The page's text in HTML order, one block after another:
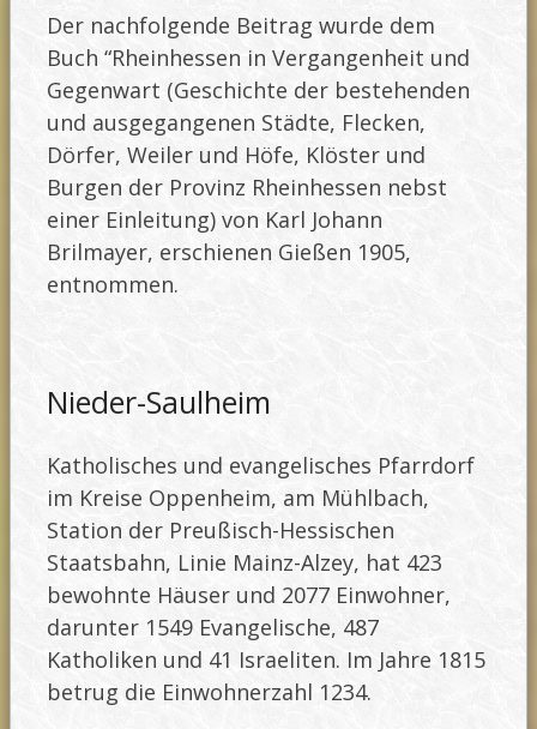
Der nachfolgende Beitrag wurde dem
Buch “Rheinhessen in Vergangenheit und
Gegenwart (Geschichte der bestehenden
und ausgegangenen Städte, Flecken,
Dörfer, Weiler und Höfe, Klöster und
Burgen der Provinz Rheinhessen nebst
einer Einleitung) von Karl Johann
Brilmayer, erschienen Gießen 1905,
entnommen.
Nieder-Saulheim
Katholisches und evangelisches Pfarrdorf
im Kreise Oppenheim, am Mühlbach,
Station der Preußisch-Hessischen
Staatsbahn, Linie Mainz-Alzey, hat 423
bewohnte Häuser und 2077 Einwohner,
darunter 1549 Evangelische, 487
Katholiken und 41 Israeliten. Im Jahre 1815
betrug die Einwohnerzahl 1234.